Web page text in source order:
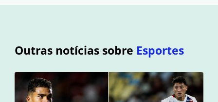
Outras notícias sobre Esportes